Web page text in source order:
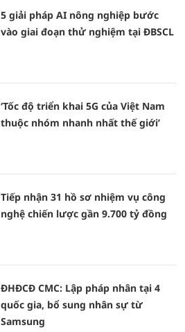
5 giải pháp AI nông nghiệp bước
vào giai đoạn thử nghiệm tại ĐBSCL
‘Tốc độ triển khai 5G của Việt Nam
thuộc nhóm nhanh nhất thế giới’
Tiếp nhận 31 hồ sơ nhiệm vụ công
nghệ chiến lược gần 9.700 tỷ đồng
ĐHĐCĐ CMC: Lập pháp nhân tại 4
quốc gia, bổ sung nhân sự từ
Samsung